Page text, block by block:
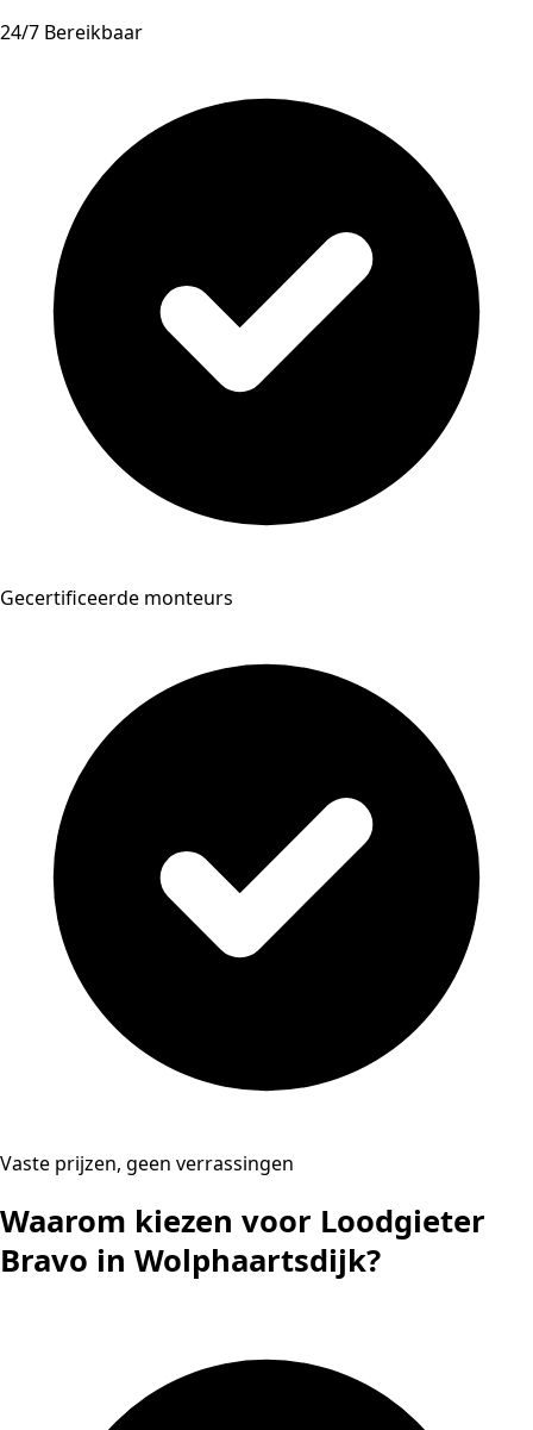
24/7 Bereikbaar
Gecertificeerde monteurs
Vaste prijzen, geen verrassingen
Waarom kiezen voor Loodgieter
Bravo in Wolphaartsdijk?